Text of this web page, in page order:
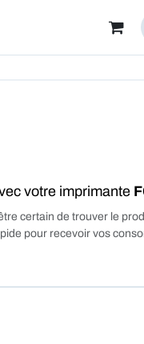
votre imprimante
certain de trouver le
pour recevoir vos